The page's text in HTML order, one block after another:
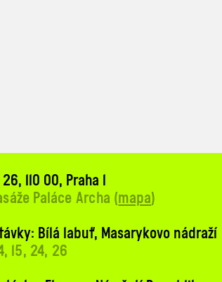
110 00, Praha 1
Paláce Archa (mapa)
Bílá labuť, Masarykovo nádraží
15, 24, 26